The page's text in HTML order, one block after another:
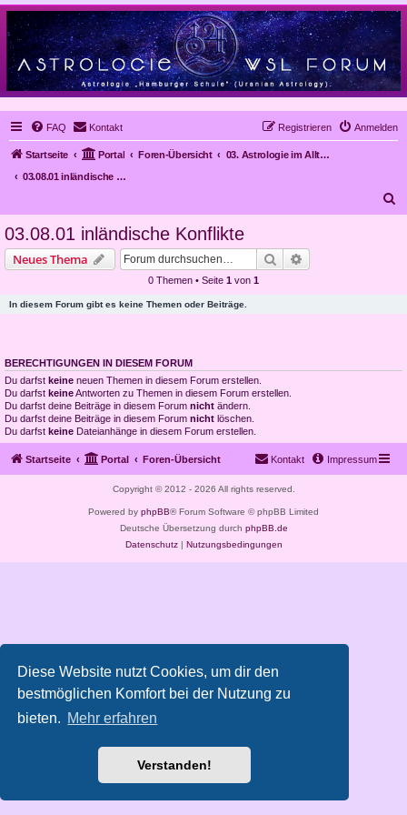
Diese Website nutzt Cookies, um dir den
bestmöglichen Komfort bei der Nutzung zu
bieten. Mehr erfahren
Verstanden!
FAQ Kontakt Anmelden
Registrieren
Startseite Portal Foren-Übersicht
03. Astrologie im Alltag, Mundanastrologie, Stundenastrologie, Objekt-Astrologie
03.08.01 inländische Konflikte
03.08.01 inländische Konflikte
Neues Thema Suche
0 Themen • Seite 1 von 1
In diesem Forum gibt es keine Themen oder Beiträge.
BERECHTIGUNGEN IN DIESEM FORUM
Du darfst keine neuen Themen in diesem Forum erstellen.
Du darfst keineAntworten zu Themen in diesem Forum erstellen.
Du darfst deine Beiträge in diesem Forum nicht ändern.
Du darfst deine Beiträge in diesem Forum nicht löschen.
Du darfst keine Dateianhänge in diesem Forum erstellen.
Startseite Portal Foren-Übersicht Impressum
Kontakt
Copyright © 2012 - 2026 All rights reserved.
Powered by phpBB® Forum Software © phpBB Limited
Deutsche Übersetzung durch phpBB.de
Datenschutz| Nutzungsbedingungen